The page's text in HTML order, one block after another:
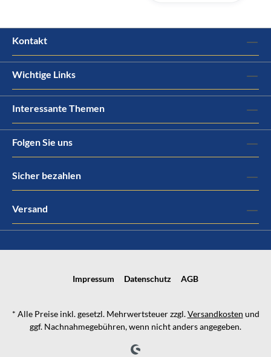
Kontakt
Wichtige Links
Interessante Themen
Folgen Sie uns
Sicher bezahlen
Versand
Impressum Datenschutz AGB
* Alle Preise inkl. gesetzl. Mehrwertsteuer zzgl.Versandkosten und
ggf. Nachnahmegebühren, wenn nicht anders angegeben.